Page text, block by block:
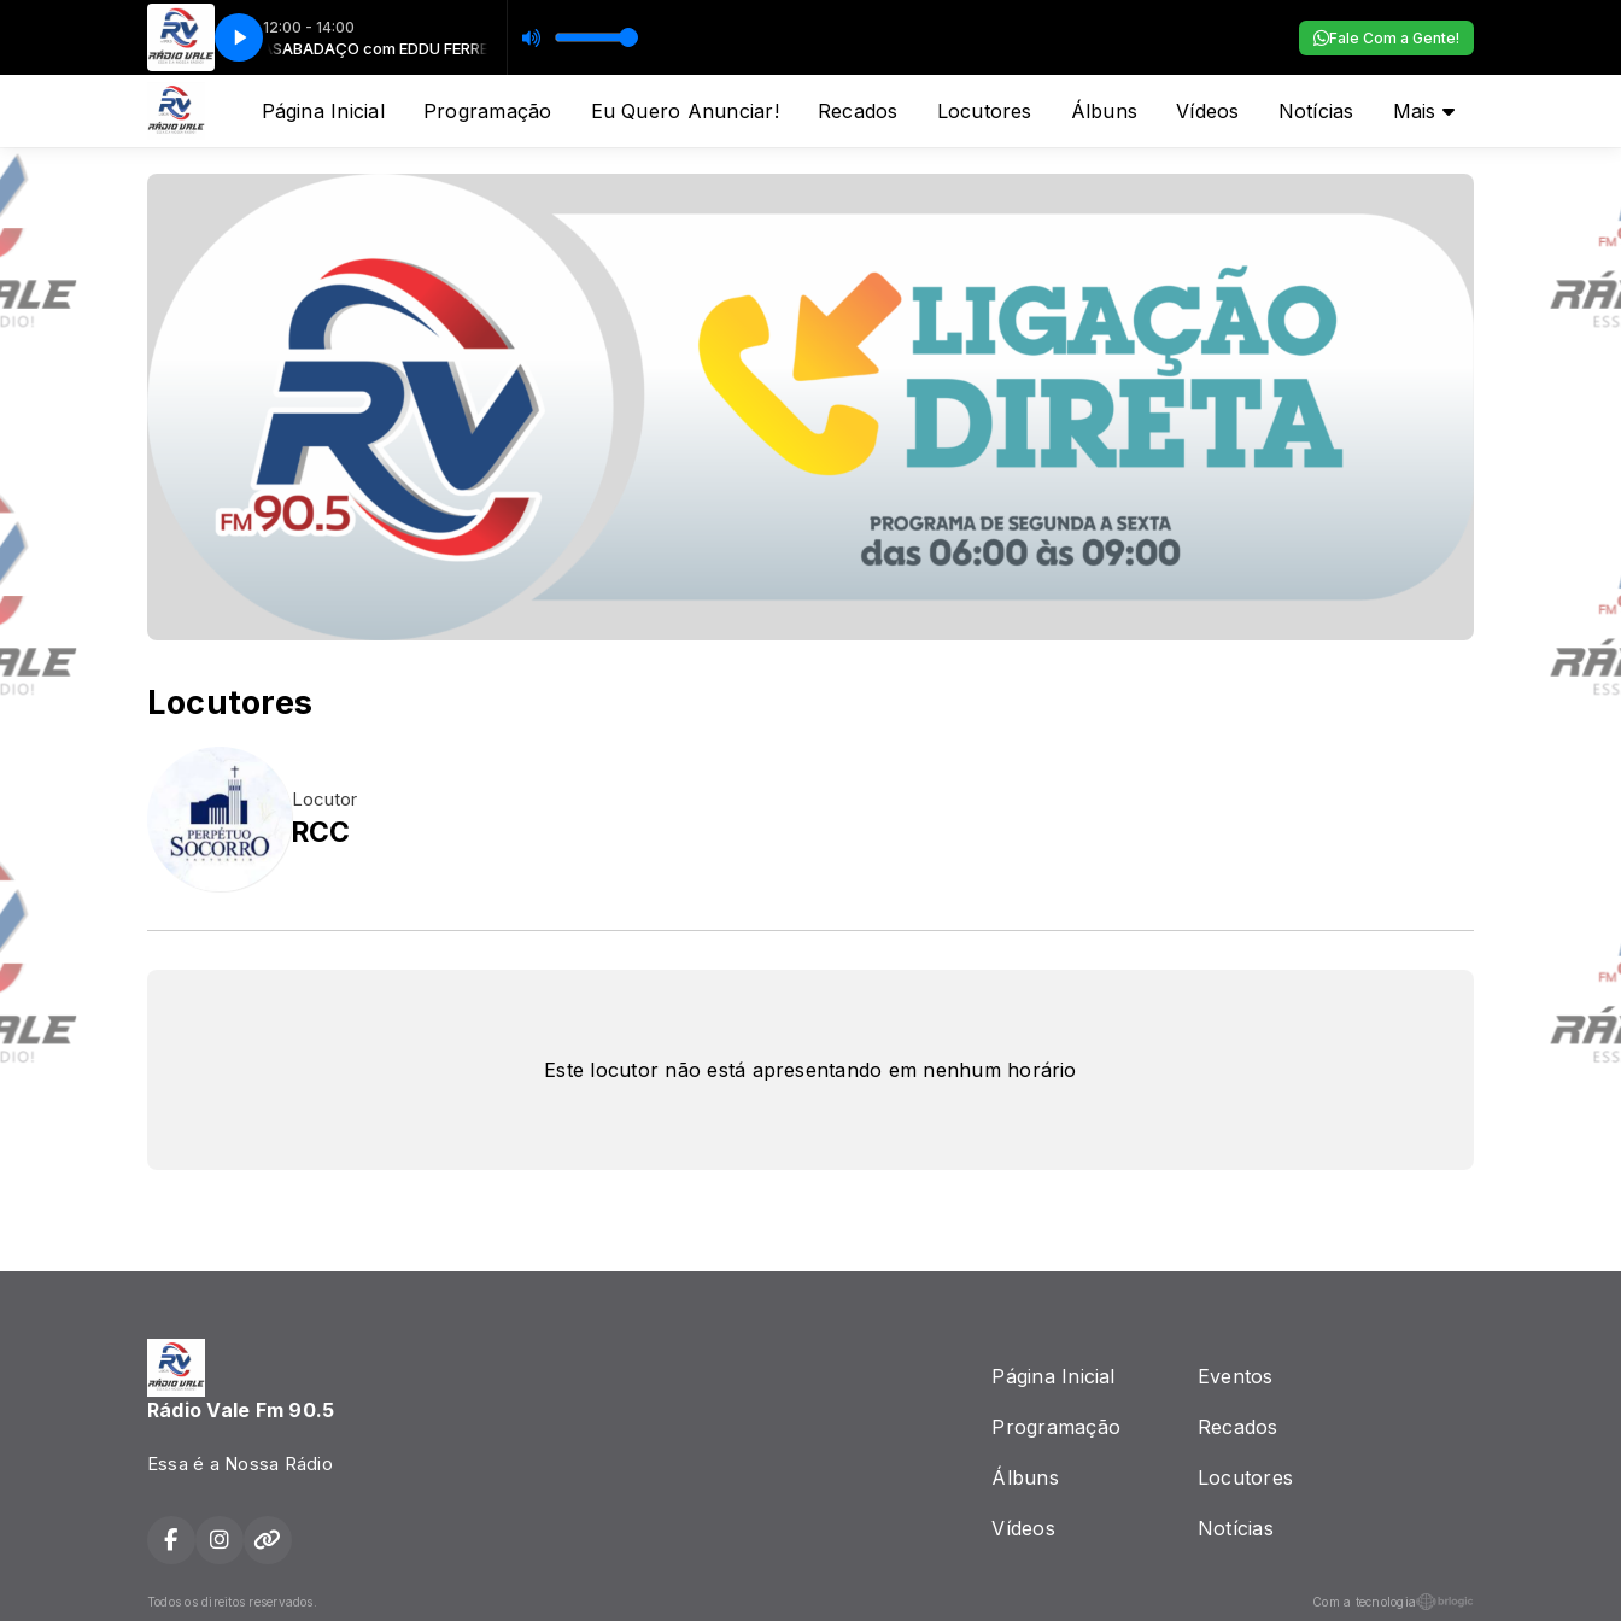
12:00 - 14:00
SABADAÇO com EDDU FERREIRASABADAÇO com EDDU FERREIRA
Fale Com a Gente!
Página Inicial Programação Eu Quero Anunciar! Recados Locutores Álbuns Vídeos Notícias Mais
Locutores
Locutor
RCC
Este locutor não está apresentando em nenhum horário
Rádio Vale Fm 90.5
Essa é a Nossa Rádio
Página Inicial
Programação
Álbuns
Vídeos
Eventos
Recados
Locutores
Notícias
Todos os direitos reservados. Com a tecnologia